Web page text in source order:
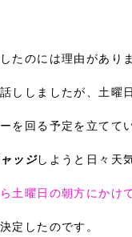
たのには理由があり
ししましたが、土曜
を回る予定を立てて
ッジしようと日々天
土曜日の朝方にかけ
定したのです。